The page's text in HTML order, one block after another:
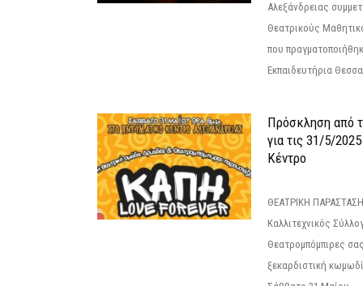
Αλεξάνδρειας
Θεατρικούς
που
Εκπαιδευτήρια
Πρόσκληση από
για τις 31/5/
Κέντρο
ΘΕΑΤΡΙΚΗ ΠΑΡΑΣΤΑΣΗ
Καλλιτεχνικός
Θεατρομπόμπιρες
ξεκαρδιστική